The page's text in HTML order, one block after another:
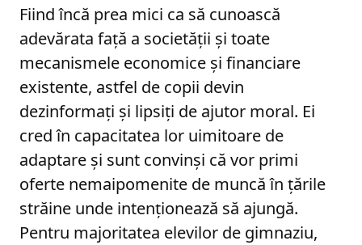
Fiind încă prea mici ca să cunoască
adevărata față a societății și toate
mecanismele economice și financiare
existente, astfel de copii devin
dezinformați și lipsiți de ajutor moral. Ei
cred în capacitatea lor uimitoare de
adaptare și sunt convinși că vor primi
oferte nemaipomenite de muncă în țările
străine unde intenționează să ajungă.
Pentru majoritatea elevilor de gimnaziu,